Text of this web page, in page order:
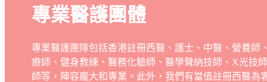
專業醫護團體
專業醫護團隊包括香港註冊西醫、護士、中醫、營養師
療師、健身教練、醫務化驗師、醫學聲納技師、X光技
師等，陣容龐大和專業。此外，我們有當值註冊西醫為